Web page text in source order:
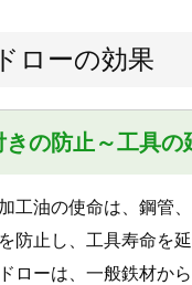
ローの効果
きの防止～工具の
工油の使命は、鋼管
防止し、工具寿命を
ローは、一般鉄材か